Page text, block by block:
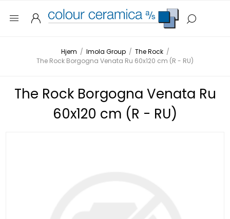
Hjem / Imola Group / The Rock /
The Rock Borgogna Venata Ru 60x120 cm (R - RU)
The Rock Borgogna Venata Ru
60x120 cm (R - RU)